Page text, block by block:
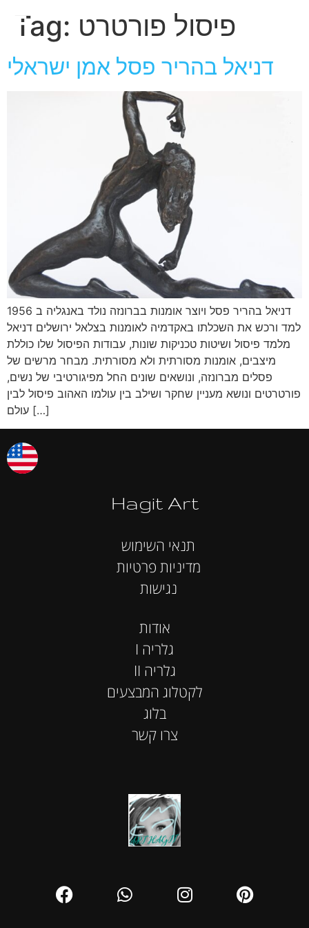
Tag: פיסול פורטרט
דניאל בהריר פסל אמן ישראלי
דניאל בהריר פסל ויוצר אומנות בברונזה נולד באנגליה ב 1956
למד ורכש את השכלתו באקדמיה לאומנות בצלאל ירושלים דניאל
מלמד פיסול ושיטות טכניקות שונות, עבודות הפיסול שלו כוללת
מיצבים, אומנות מסורתית ולא מסורתית. מבחר מרשים של
פסלים מברונזה, ונושאים שונים החל מפיגורטיבי של נשים,
פורטרטים ונושא מעניין שחקר ושילב בין עולמו האהוב פיסול לבין
עולם […]
Hagit Art
אודות
I גלריה
II גלריה
לקטלוג המבצעים
בלוג
צרו קשר
תנאי השימוש
מדיניות פרטיות
נגישות